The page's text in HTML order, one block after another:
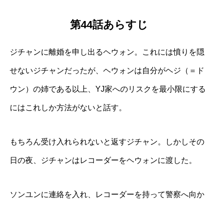
第44話あらすじ
ジチャンに離婚を申し出るヘウォン。これには憤りを隠
せないジチャンだったが、ヘウォンは自分がヘジ（＝ド
ウン）の姉である以上、YJ家へのリスクを最小限にする
にはこれしか方法がないと話す。
もちろん受け入れられないと返すジチャン。しかしその
日の夜、ジチャンはレコーダーをヘウォンに渡した。
ソンユンに連絡を入れ、レコーダーを持って警察へ向か